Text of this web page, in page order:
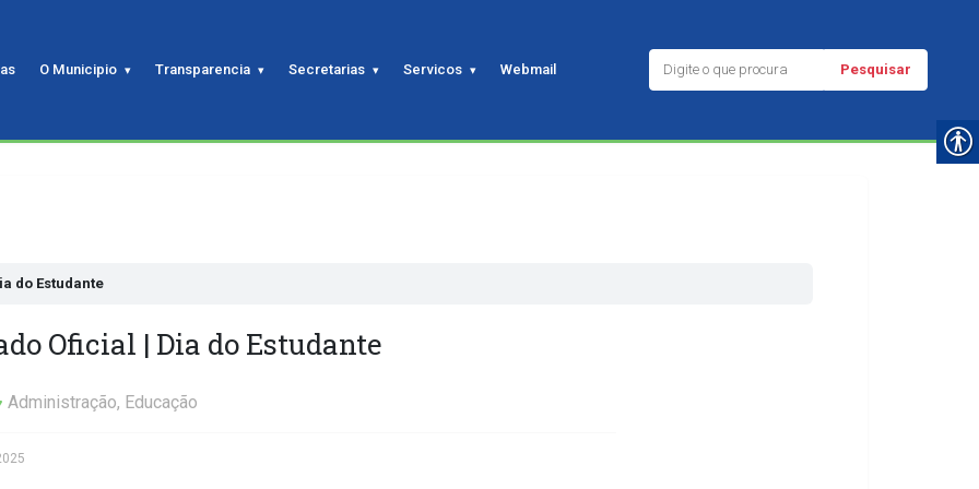
O Municipio Transparencia Secretarias Servicos Webmail Pesquisar
do Estudante
Oficial | Dia do Estudante
Administração, Educação